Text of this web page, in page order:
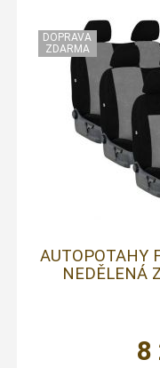
AUTOPOTAHY
NEDĚLENÁ
8